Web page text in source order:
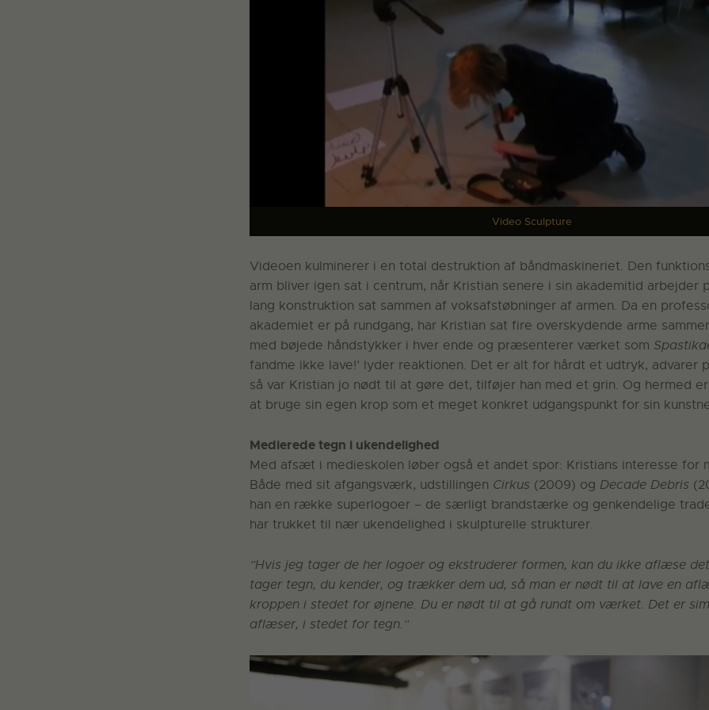
Video Sculpture
Videoen kulminerer i en total destruktion af båndmaskineriet. Den
arm bliver igen sat i centrum, når Kristian senere i sin akademitid arbejder
lang konstruktion sat sammen af voksafstøbninger af armen. Da en
akademiet er på rundgang, har Kristian sat fire overskydende arme
med bøjede håndstykker i hver ende og præsenterer værket som
fandme ikke lave!’ lyder reaktionen. Det er alt for hårdt et udtryk, advarer
så var Kristian jo nødt til at gøre det, tilføjer han med et grin. Og hermed
at bruge sin egen krop som et meget konkret udgangspunkt for sin
Medierede tegn i ukendelighed
Med afsæt i medieskolen løber også et andet spor: Kristians interesse for
Både med sit afgangsværk, udstillingen Cirkus (2009) og Decade Debris
han en række superlogoer – de særligt brandstærke og genkendelige
har trukket til nær ukendelighed i skulpturelle strukturer.
”Hvis jeg tager de her logoer og ekstruderer formen, kan du ikke aflæse
tager tegn, du kender, og trækker dem ud, så man er nødt til at lave en
kroppen i stedet for øjnene. Du er nødt til at gå rundt om værket. Det er
aflæser, i stedet for tegn.”